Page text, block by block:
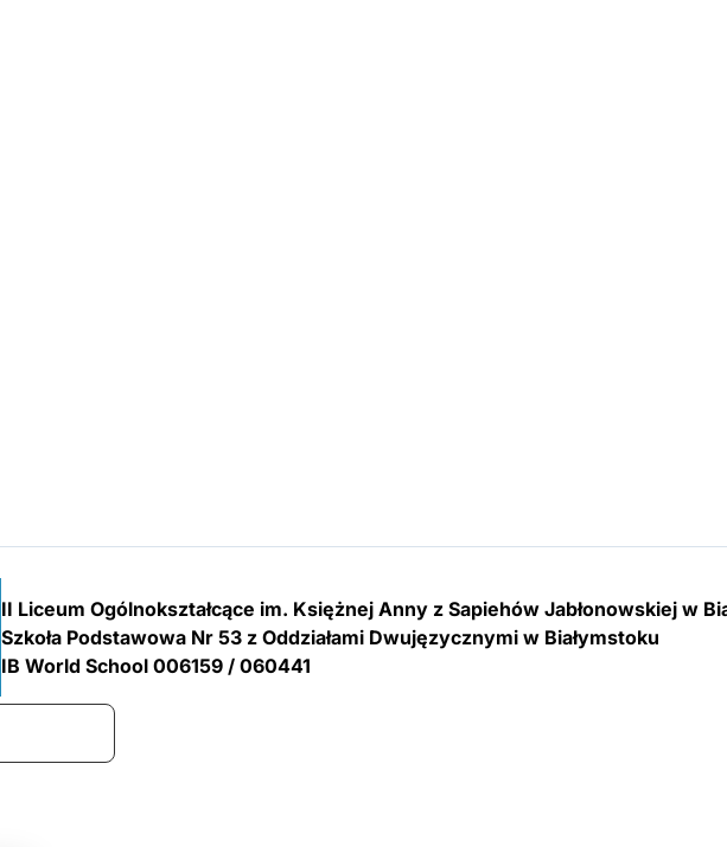
II Liceum Ogólnokształcące im. Księżnej Anny z Sapiehów Jabłonowskiej w
Szkoła Podstawowa Nr 53 z Oddziałami Dwujęzycznymi w Białymstoku
IB World School 006159 / 060441